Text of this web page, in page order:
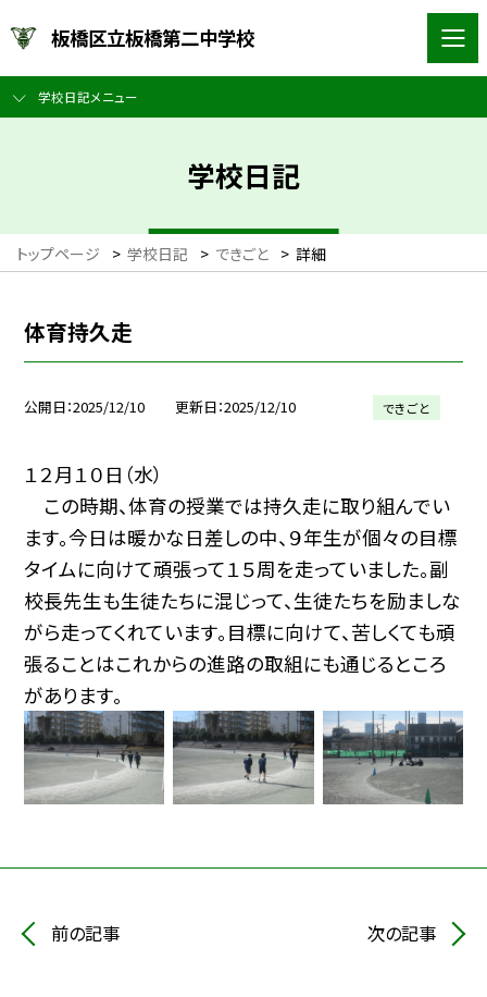
板橋区立板橋第二中学校
学校日記メニュー
学校日記
トップページ > 学校日記 > できごと > 詳細
体育持久走
公開日 2025/12/10 更新日 2025/12/10 できごと
１２月１０日（水）
この時期、体育の授業では持久走に取り組んでい
ます。今日は暖かな日差しの中、９年生が個々の目標
タイムに向けて頑張って１５周を走っていました。副
校長先生も生徒たちに混じって、生徒たちを励ましな
がら走ってくれています。目標に向けて、苦しくても頑
張ることはこれからの進路の取組にも通じるところ
があります。
前の記事 次の記事